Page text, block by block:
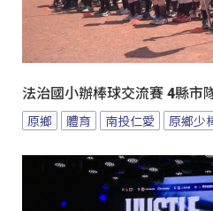
法治國小辦棒球交流賽 4縣市
原鄉 體育 南投仁愛 原鄉少